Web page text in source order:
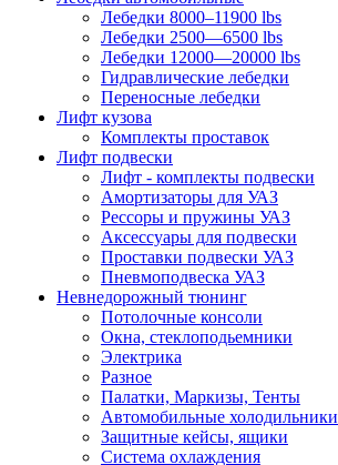
Лебедки 8000–11900 lbs
Лебедки 2500—6500 lbs
Лебедки 12000—20000 lbs
Гидравлические лебедки
Переносные лебедки
Лифт кузова
Комплекты проставок
Лифт подвески
Лифт - комплекты подвески
Амортизаторы для УАЗ
Рессоры и пружины УАЗ
Аксессуары для подвески
Проставки подвески УАЗ
Пневмоподвеска УАЗ
Невнедорожный тюнинг
Потолочные консоли
Окна, стеклоподьемники
Электрика
Разное
Палатки, Маркизы, Тенты
Автомобильные холодильники
Защитные кейсы, ящики
Система охлаждения